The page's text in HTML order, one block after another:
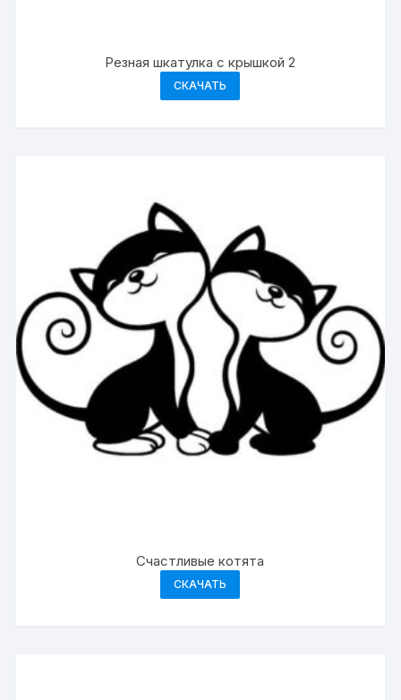
Резная шкатулка с крышкой 2
СКАЧАТЬ
Счастливые котята
СКАЧАТЬ